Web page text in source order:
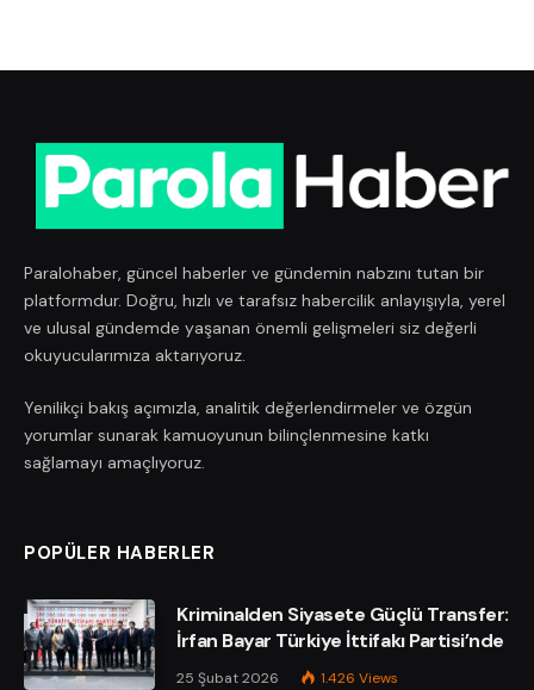
Paralohaber, güncel haberler ve gündemin nabzını tutan bir
platformdur. Doğru, hızlı ve tarafsız habercilik anlayışıyla, yerel
ve ulusal gündemde yaşanan önemli gelişmeleri siz değerli
okuyucularımıza aktarıyoruz.
Yenilikçi bakış açımızla, analitik değerlendirmeler ve özgün
yorumlar sunarak kamuoyunun bilinçlenmesine katkı
sağlamayı amaçlıyoruz.
POPÜLER HABERLER
Kriminalden Siyasete Güçlü Transfer:
İrfan Bayar Türkiye İttifakı Partisi’nde
25 Şubat 2026 1.426 Views